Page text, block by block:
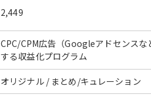
2,449
CPC/CPM広告（Googleアドセンス
する収益化プログラム
オリジナル / まとめ/キュレーション